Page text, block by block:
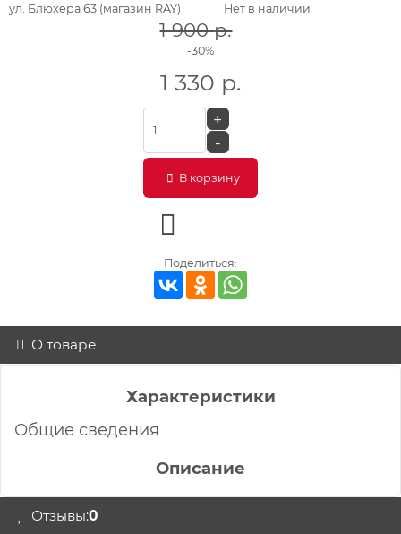
ул. Блюхера 63 (магазин RAY) Нет в наличии
1 900 р.
-30%
1 330 р.
+
-
В корзину
Поделиться:
О товаре
Характеристики
Общие сведения
Описание
Отзывы:0